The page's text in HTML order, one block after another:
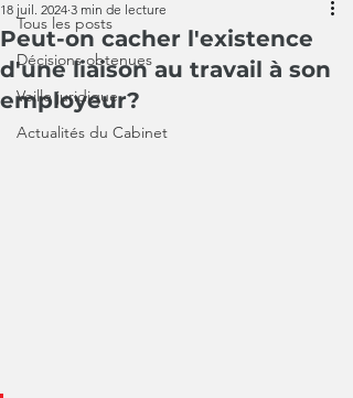
Tous les posts
Décisions obtenues
Veille juridique
Actualités du Cabinet
Peut-on cacher l'existence
d'une liaison au travail à son
employeur?
18 juil. 2024 3 min de lecture